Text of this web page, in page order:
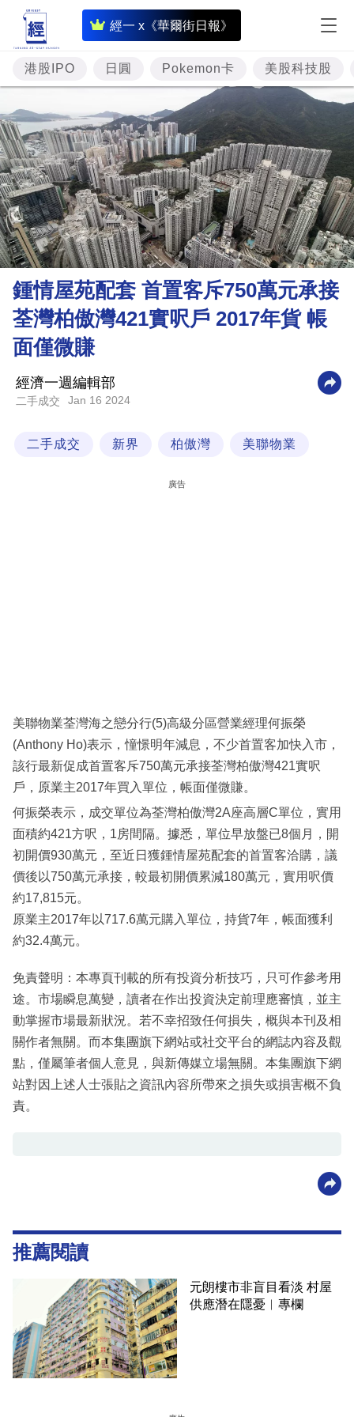
經一 x《華爾街日報》
即
時
財
經
專
題
投
資
樓
市
理
財
商
科
技
港股IPO 日圓 Pokemon卡 美股科技股
鍾情屋苑配套 首置客斥750萬元承接
荃灣柏傲灣421實呎戶 2017年貨 帳
面僅微賺
經濟一週編輯部
二手成交 Jan 16 2024
二手成交 新界 柏傲灣 美聯物業
廣告
美聯物業荃灣海之戀分行(5)高級分區營業經理何振榮
(Anthony Ho)表示，憧憬明年減息，不少首置客加快入市，
該行最新促成首置客斥750萬元承接荃灣柏傲灣421實呎
戶，原業主2017年買入單位，帳面僅微賺。
何振榮表示，成交單位為荃灣柏傲灣2A座高層C單位，實用
面積約421方呎，1房間隔。據悉，單位早放盤已8個月，開
初開價930萬元，至近日獲鍾情屋苑配套的首置客洽購，議
價後以750萬元承接，較最初開價累減180萬元，實用呎價
約17,815元。
原業主2017年以717.6萬元購入單位，持貨7年，帳面獲利
約32.4萬元。
免責聲明：本專頁刊載的所有投資分析技巧，只可作參考用
途。市場瞬息萬變，讀者在作出投資決定前理應審慎，並主
動掌握市場最新狀況。若不幸招致任何損失，概與本刊及相
關作者無關。而本集團旗下網站或社交平台的網誌內容及觀
點，僅屬筆者個人意見，與新傳媒立場無關。本集團旗下網
站對因上述人士張貼之資訊內容所帶來之損失或損害概不負
責。
推薦閱讀
元朗樓市非盲目看淡 村屋
供應潛在隱憂︳專欄